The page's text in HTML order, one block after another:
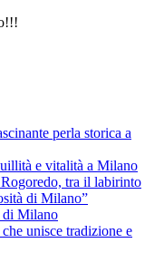
perla storica a
e vitalità a Milano
tra il labirinto
di Milano”
di Milano
unisce tradizione e